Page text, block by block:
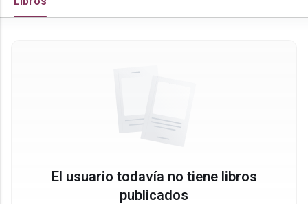
El usuario todavía no tiene libros
publicados